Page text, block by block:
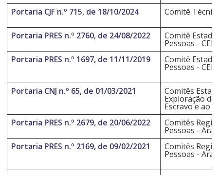
Portaria CJF n.º 715, de 18/10/2024 Comitê
Portaria PRES n.º 2760, de 24/08/2022 Comitê
Pessoas -
Portaria PRES n.º 1697, de 11/11/2019
Comitê
Pessoas -
Portaria CNJ n.º 65, de 01/03/2021 Comitês
Exploração
Escravo e ao
Portaria PRES n.º 2679, de 20/06/2022
Comitês
Pessoas -
Portaria PRES n.º 2169, de 09/02/2021
Comitês
Pessoas -